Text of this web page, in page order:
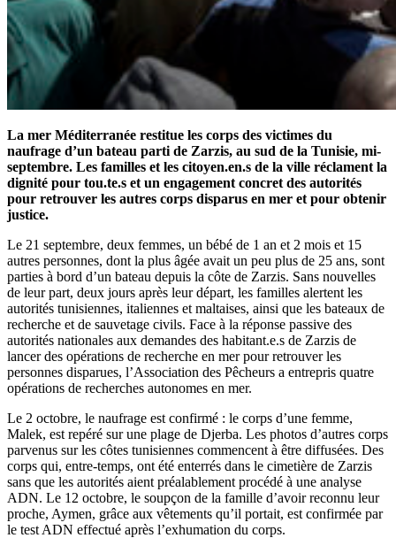
La mer Méditerranée restitue les corps des victimes du
naufrage d’un bateau parti de Zarzis, au sud de la Tunisie, mi-
septembre. Les familles et les citoyen.en.s de la ville réclament la
dignité pour tou.te.s et un engagement concret des autorités
pour retrouver les autres corps disparus en mer et pour obtenir
justice.
Le 21 septembre, deux femmes, un bébé de 1 an et 2 mois et 15
autres personnes, dont la plus âgée avait un peu plus de 25 ans, sont
parties à bord d’un bateau depuis la côte de Zarzis. Sans nouvelles
de leur part, deux jours après leur départ, les familles alertent les
autorités tunisiennes, italiennes et maltaises, ainsi que les bateaux de
recherche et de sauvetage civils. Face à la réponse passive des
autorités nationales aux demandes des habitant.e.s de Zarzis de
lancer des opérations de recherche en mer pour retrouver les
personnes disparues, l’Association des Pêcheurs a entrepris quatre
opérations de recherches autonomes en mer.
Le 2 octobre, le naufrage est confirmé : le corps d’une femme,
Malek, est repéré sur une plage de Djerba. Les photos d’autres corps
parvenus sur les côtes tunisiennes commencent à être diffusées. Des
corps qui, entre-temps, ont été enterrés dans le cimetière de Zarzis
sans que les autorités aient préalablement procédé à une analyse
ADN. Le 12 octobre, le soupçon de la famille d’avoir reconnu leur
proche, Aymen, grâce aux vêtements qu’il portait, est confirmée par
le test ADN effectué après l’exhumation du corps.